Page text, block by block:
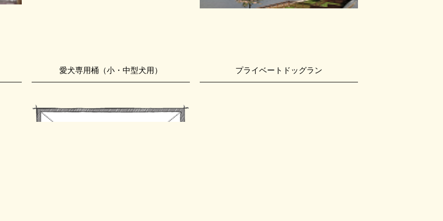
愛犬専用桶（小・中型犬用） プライベートドッグラン